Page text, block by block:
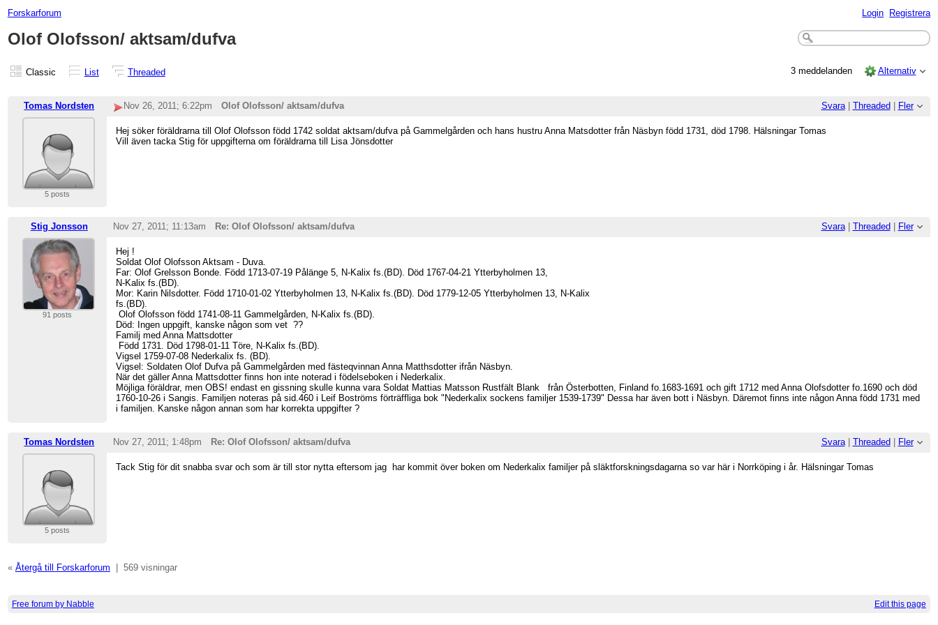
Forskarforum Login Registrera
Olof Olofsson/ aktsam/dufva
Classic List Threaded 3 meddelanden Alternativ
Tomas Nordsten Svara| Threaded Fler
Nov 26, 2011; 6:22pm Olof Olofsson/ aktsam/dufva
5 posts
Hej söker föräldrarna till Olof Olofsson född 1742 soldat aktsam/dufva på Gammelgården och hans hustru Anna Matsdotter från Näsbyn född 1731, död 1798. Hälsningar Tomas
Vill även tacka Stig för uppgifterna om föräldrarna till Lisa Jönsdotter
Stig Jonsson Svara| Threaded Fler
Nov 27, 2011; 11:13am Re: Olof Olofsson/ aktsam/dufva
91 posts
Hej !
Soldat Olof Olofsson Aktsam - Duva.
Far: Olof Grelsson Bonde. Född 1713-07-19 Pålänge 5, N-Kalix fs.(BD). Död 1767-04-21 Ytterbyholmen 13,
N-Kalix fs.(BD).
Mor: Karin Nilsdotter. Född 1710-01-02 Ytterbyholmen 13, N-Kalix fs.(BD). Död 1779-12-05 Ytterbyholmen 13, N-Kalix
fs.(BD).
Olof Olofsson född 1741-08-11 Gammelgården, N-Kalix fs.(BD).
Död: Ingen uppgift, kanske någon som vet ??
Familj med Anna Mattsdotter
Född 1731. Död 1798-01-11 Töre, N-Kalix fs.(BD).
Vigsel 1759-07-08 Nederkalix fs. (BD).
Vigsel: Soldaten Olof Dufva på Gammelgården med fästeqvinnan Anna Matthsdotter ifrån Näsbyn.
När det gäller Anna Mattsdotter finns hon inte noterad i födelseboken i Nederkalix.
Möjliga föräldrar, men OBS! endast en gissning skulle kunna vara Soldat Mattias Matsson Rustfält Blank från Österbotten, Finland fo.1683-1691 och gift 1712 med Anna Olofsdotter fo.1690 och död
1760-10-26 i Sangis. Familjen noteras på sid.460 i Leif Boströms förträffliga bok "Nederkalix sockens familjer 1539-1739" Dessa har även bott i Näsbyn. Däremot finns inte någon Anna född 1731 med
i familjen. Kanske någon annan som har korrekta uppgifter ?
Tomas Nordsten Svara| Threaded Fler
Nov 27, 2011; 1:48pm Re: Olof Olofsson/ aktsam/dufva
5 posts
Tack Stig för dit snabba svar och som är till stor nytta eftersom jag har kommit över boken om Nederkalix familjer på släktforskningsdagarna so var här i Norrköping i år. Hälsningar Tomas
« Återgå till Forskarforum 569 visningar
Free forum by Nabble Edit this page